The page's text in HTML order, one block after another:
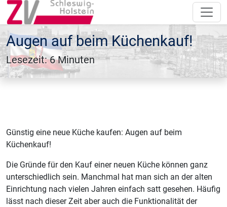
Augen auf beim Küchenkauf!
Lesezeit: 6 Minuten
Günstig eine neue Küche kaufen: Augen auf beim
Küchenkauf!
Die Gründe für den Kauf einer neuen Küche können ganz
unterschiedlich sein. Manchmal hat man sich an der alten
Einrichtung nach vielen Jahren einfach satt gesehen. Häufig
lässt nach dieser Zeit aber auch die Funktionalität der